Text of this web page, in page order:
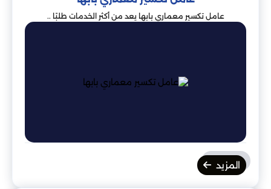
عامل تكسير معماري بابها يعد من أكثر الخدمات طلبًا ..
المزيد